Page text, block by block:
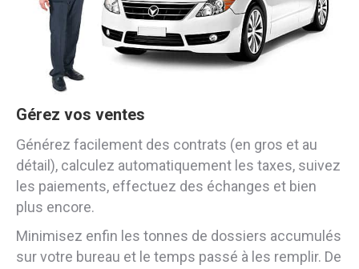
Gérez vos ventes
Générez facilement des contrats (en gros et au
détail), calculez automatiquement les taxes, suivez
les paiements, effectuez des échanges et bien
plus encore.
Minimisez enfin les tonnes de dossiers accumulés
sur votre bureau et le temps passé à les remplir. De